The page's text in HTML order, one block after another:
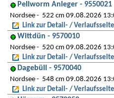
Pellworm Anleger - 9550021
Nordsee
522 cm 09.08.2026
Link zur Detail- / Verlaufsseite
Wittdün - 9570010
Nordsee
520 cm 09.08.2026
Link zur Detail- / Verlaufsseite
Dagebüll - 9570040
Nordsee
548 cm 09.08.2026
Link zur Detail- / Verlaufsseite